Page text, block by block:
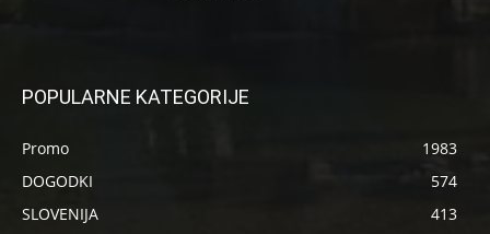
POPULARNE KATEGORIJE
Promo
1983
DOGODKI
574
SLOVENIJA
413